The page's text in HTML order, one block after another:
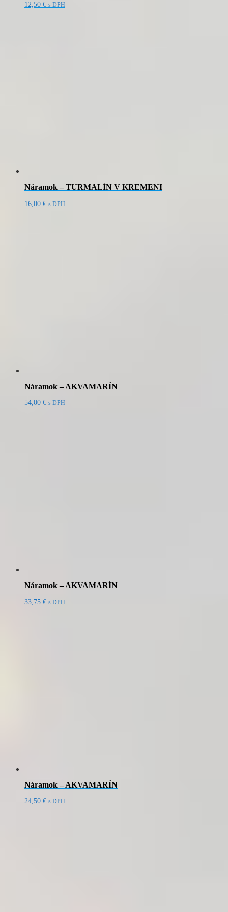
12,50 € s DPH
Náramok – TURMALÍN V KREMENI
16,00 € s DPH
Náramok – AKVAMARÍN
54,00 € s DPH
Náramok – AKVAMARÍN
33,75 € s DPH
Náramok – AKVAMARÍN
24,50 € s DPH